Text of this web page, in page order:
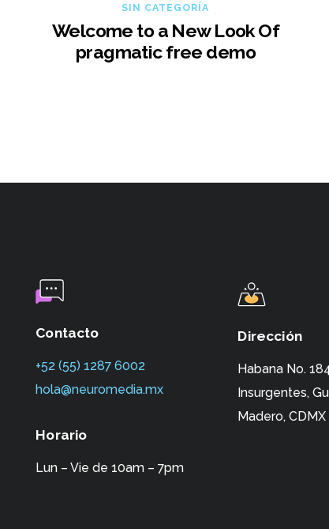
SIN CATEGORÍA
Welcome to a New Look Of
pragmatic free demo
Contacto
+52 (55) 1287 6002‬
hola@neuromedia.mx
Horario
Lun – Vie de 10am – 7pm
Dirección
Habana No.
Insurgentes,
Madero, CDMX